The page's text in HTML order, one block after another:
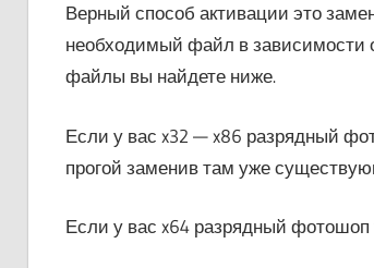
Верный способ активации это
необходимый файл в зависимости
файлы вы найдете ниже.
Если у вас x32 — x86 разрядный
прогой заменив там уже
Если у вас x64 разрядный фотошоп